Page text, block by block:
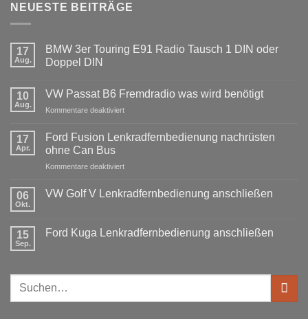
NEUESTE BEITRÄGE
17
Aug.
BMW 3er Touring E91 Radio Tausch 1 DIN oder
Doppel DIN
zu
3er
Radio
Tausch
1
DIN
DIN
10
Aug.
VW Passat B6 Fremdradio was wird benötigt
Kommentare deaktiviertfür
Passat
was
benötigt
17
Apr.
Ford Fusion Lenkradfernbedienung nachrüsten
ohne Can Bus
Kommentare deaktiviertfür
Fusion
Can
06
Okt.
VW Golf V Lenkradfernbedienung anschließen
VW
15
Sep.
Ford Kuga Lenkradfernbedienung anschließen
Ford
Lenkradfernbedienung
anschließen
Suchen